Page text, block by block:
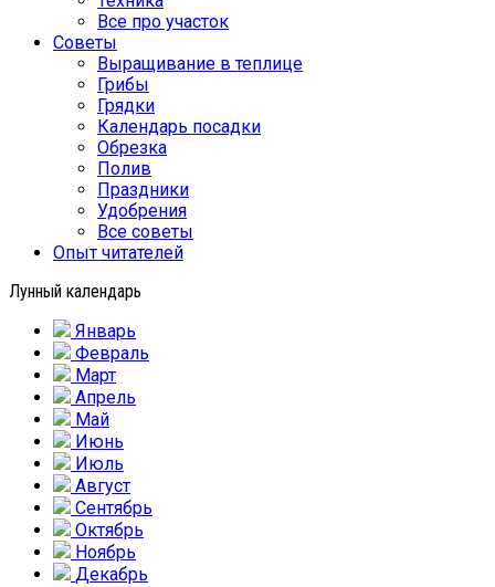
Все про участок
Советы
Выращивание в теплице
Грибы
Грядки
Календарь посадки
Обрезка
Полив
Праздники
Удобрения
Все советы
Опыт читателей
Лунный календарь
Январь
Февраль
Март
Апрель
Май
Июнь
Июль
Август
Сентябрь
Октябрь
Ноябрь
Декабрь